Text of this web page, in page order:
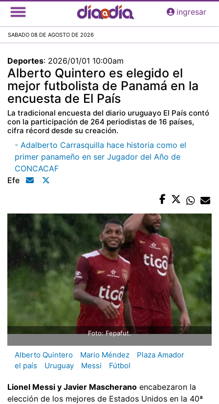
Pasar
al
principal
ingresar
SABADO 08 DE AGOSTO DE 2026
Deportes: 2026/01/01 10:00am
Alberto Quintero es elegido el
mejor futbolista de Panamá en la
encuesta de El País
La tradicional encuesta del diario uruguayo El País contó
con la participación de 264 periodistas de 16 países,
cifra récord desde su creación.
- Adalberto Carrasquilla hace historia como el
primer panameño en ser Jugador del Año de
CONCACAF
Efe
Foto: Fepafut.
Alberto Quintero Mario Méndez
Plaza Amador
el país
Uruguay Messi Fútbol
Lionel Messi y Javier Mascherano encabezaron la
elección de los mejores de Estados Unidos en la 40ª